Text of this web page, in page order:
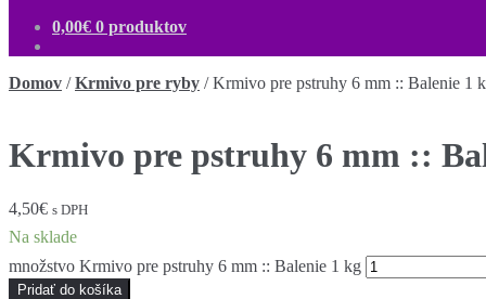
0,00€ 0 produktov
Domov /Krmivo pre ryby /Krmivo pre pstruhy 6 mm :: Balenie 1
Krmivo pre pstruhy 6 mm ::
4,50€ s DPH
Na sklade
množstvo Krmivo pre pstruhy 6 mm :: Balenie 1 kg
Pridať do košíka